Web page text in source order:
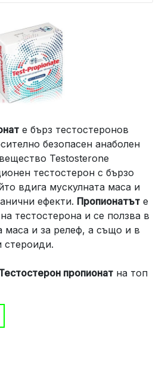
е бърз тестостеронов
безопасен анаболен
Testosterone
тестостерон с бързо
вдига мускулната маса и
ефекти. Пропионатът е
тестостерона и се ползва в
маса и за релеф, а също и в
стероиди.
пропионат на топ